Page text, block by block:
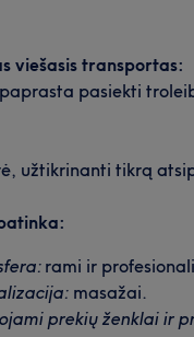
viešasis transportas:
pasiekti
užtikrinanti tikrą
rami ir
masažai.
prekių ženklai ir